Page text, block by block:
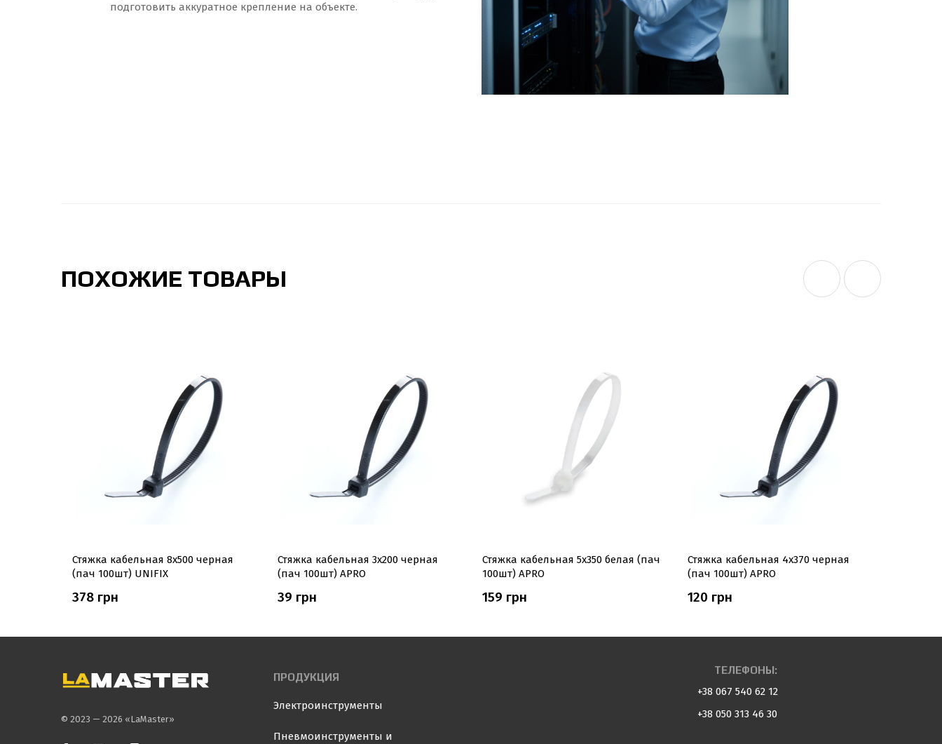
подготовить аккуратное крепление на объекте.
ПОХОЖИЕ ТОВАРЫ
Стяжка кабельная 8х500 черная
(пач 100шт) UNIFIX
378 грн
Стяжка кабельная 3x200 черная
(пач 100шт) APRO
39 грн
Стяжка кабельная 5x350 белая (пач
100шт) APRO
159 грн
Стяжка кабельная 4x370 черная
(пач 100шт) APRO
120 грн
© 2023 — 2026 «LaMaster»
ПРОДУКЦИЯ
Электроинструменты
Пневмоинструменты и
ТЕЛЕФОНЫ:
+38 067 540 62 12
+38 050 313 46 30